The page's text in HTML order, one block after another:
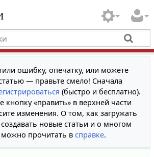
ошибку, опечатку, или можете
— правьте смело! Сначала
(быстро и бесплатно).
кнопку «править» в верхней части
изменения. О том, как загружать
новые статьи и о многом
можно прочитать в справке.